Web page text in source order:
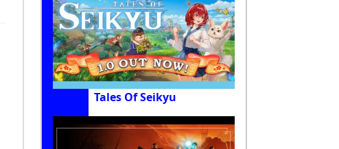
Tales Of Seikyu